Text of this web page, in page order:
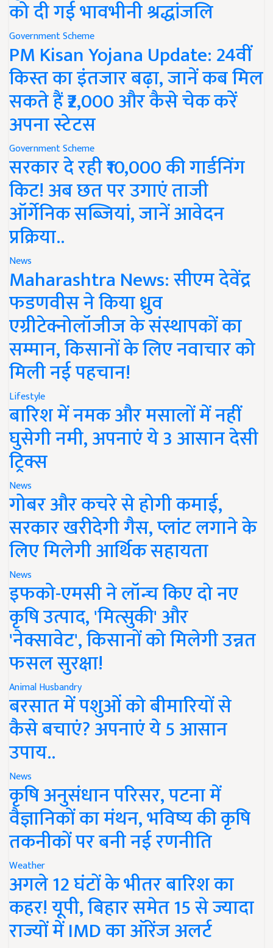
को दी गई भावभीनी श्रद्धांजलि
Government Scheme
PM Kisan Yojana Update: 24वीं
किस्त का इंतजार बढ़ा, जानें कब मिल
सकते हैं ₹2,000 और कैसे चेक करें
अपना स्टेटस
Government Scheme
सरकार दे रही ₹10,000 की गार्डनिंग
किट! अब छत पर उगाएं ताजी
ऑर्गेनिक सब्जियां, जानें आवेदन
प्रक्रिया..
News
Maharashtra News: सीएम देवेंद्र
फडणवीस ने किया ध्रुव
एग्रीटेक्नोलॉजीज के संस्थापकों का
सम्मान, किसानों के लिए नवाचार को
मिली नई पहचान!
Lifestyle
बारिश में नमक और मसालों में नहीं
घुसेगी नमी, अपनाएं ये 3 आसान देसी
ट्रिक्स
News
गोबर और कचरे से होगी कमाई,
सरकार खरीदेगी गैस, प्लांट लगाने के
लिए मिलेगी आर्थिक सहायता
News
इफको-एमसी ने लॉन्च किए दो नए
कृषि उत्पाद, 'मित्सुकी' और
'नेक्सावेट', किसानों को मिलेगी उन्नत
फसल सुरक्षा!
Animal Husbandry
बरसात में पशुओं को बीमारियों से
कैसे बचाएं? अपनाएं ये 5 आसान
उपाय..
News
कृषि अनुसंधान परिसर, पटना में
वैज्ञानिकों का मंथन, भविष्य की कृषि
तकनीकों पर बनी नई रणनीति
Weather
अगले 12 घंटों के भीतर बारिश का
कहर! यूपी, बिहार समेत 15 से ज्यादा
राज्यों में IMD का ऑरेंज अलर्ट